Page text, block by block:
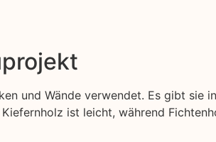
und Wände verwendet. Es gibt sie
ist leicht, während